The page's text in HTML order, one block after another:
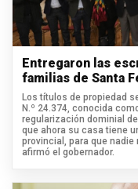
Entregaron las
familias de Santa
Los títulos de propiedad
N.º 24.374, conocida
regularización dominial
que ahora su casa tiene
provincial, para que nadie
afirmó el gobernador.